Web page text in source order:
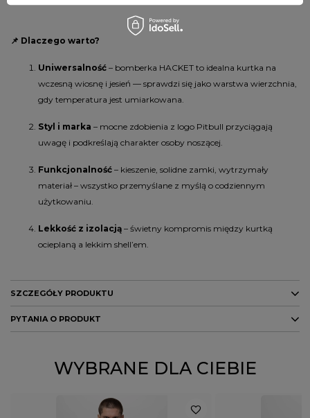
📌 Dlaczego warto?
Uniwersalność – bomberka HACKET to idealna kurtka na
wczesną wiosnę i jesień — sprawdzi się jako warstwa wierzchnia,
gdy temperatura jest umiarkowana.
Styl i marka – mocne zdobienia z logo Pitbull przyciągają
uwagę i podkreślają charakter osoby noszącej.
Funkcjonalność – kieszenie, solidne zamki, wytrzymały
materiał – wszystko przemyślane z myślą o codziennym
użytkowaniu.
Lekkość z izolacją – świetny kompromis między kurtką
ocieplaną a lekkim shell’em.
SZCZEGÓŁY PRODUKTU
Marka PITBULL
producenta L 5903592266876 XL 5903592266883
MĘŻCZYZNA
PYTANIA O PRODUKT
ZADAJ PYTANIE
WYBRANE DLA CIEBIE